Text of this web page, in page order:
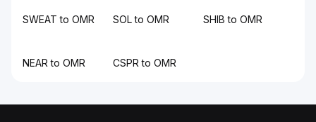
SWEAT to OMR SOL to OMR SHIB to OMR
NEAR to OMR CSPR to OMR